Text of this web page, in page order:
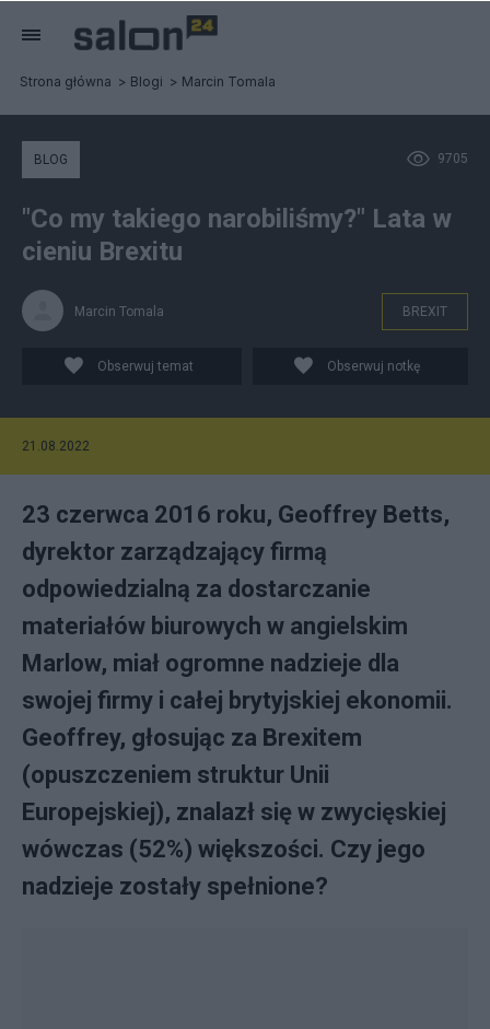
Strona główna Blogi Marcin Tomala
9705
BLOG
"Co my takiego narobiliśmy?" Lata w
cieniu Brexitu
Marcin Tomala BREXIT
Obserwuj temat Obserwuj notkę
21.08.2022
23 czerwca 2016 roku, Geoffrey Betts,
dyrektor zarządzający firmą
odpowiedzialną za dostarczanie
materiałów biurowych w angielskim
Marlow, miał ogromne nadzieje dla
swojej firmy i całej brytyjskiej ekonomii.
Geoffrey, głosując za Brexitem
(opuszczeniem struktur Unii
Europejskiej), znalazł się w zwycięskiej
wówczas (52%) większości. Czy jego
nadzieje zostały spełnione?